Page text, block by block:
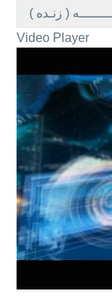
( زنـده )
Video Player